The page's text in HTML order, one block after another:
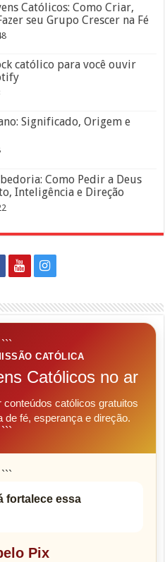
Católicos: Como Criar,
seu Grupo Crescer na Fé
católico para você ouvir
Significado, Origem e
Como Pedir a Deus
Inteligência e Direção
```
CATÓLICA
Católicos no ar
conteúdos católicos gratuitos
de fé, esperança e direção.
```
```
fortalece essa
Pix